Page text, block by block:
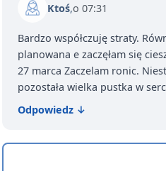
Ktoś,o 07:31
Bardzo współczuję straty.
planowana e zaczęłam się
27 marca Zaczelam ronic.
pozostała wielka pustka w
Odpowiedz ↓